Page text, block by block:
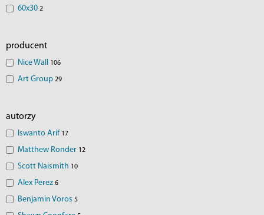
60x30 2
producent
Nice Wall 106
Art Group 29
autorzy
Iswanto Arif 17
Matthew Ronder 12
Scott Naismith 10
Alex Perez 6
Benjamin Voros 5